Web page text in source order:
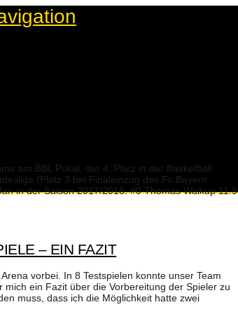
am BBL Pokal, der 4. Platz in der Basketball
(Platz 3 bei Finaleinzug des Fc Bayern
in der Saison 2017/2018. #0 Thomas Walkup 11.9
– EIN FAZIT
vorbei. In 8 Testspielen konnte unser Team
ein Fazit über die Vorbereitung der Spieler zu
muss, dass ich die Möglichkeit hatte zwei